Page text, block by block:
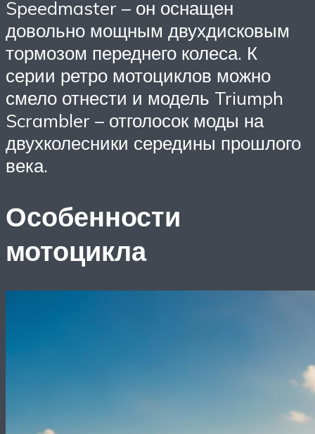
Speedmaster – он оснащен
довольно мощным двухдисковым
тормозом переднего колеса. К
серии ретро мотоциклов можно
смело отнести и модель Triumph
Scrambler – отголосок моды на
двухколесники середины прошлого
века.
Особенности
мотоцикла